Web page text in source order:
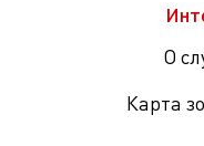
О
Карта